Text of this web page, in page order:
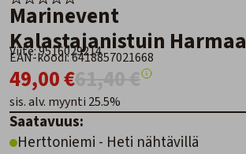
Marinevent
Kalastajanistuin Harmaa
Viite: 9516029214
EAN-koodi: 6418857021668
49,00 €
sis. alv. myynti 25.5%
Saatavuus:
Herttoniemi - Heti nähtävillä